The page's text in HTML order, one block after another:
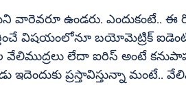
వారెవరూ ఉండరు. ఎందుకంటే.. ఈ
ఐడెంటిఫికేషన్‌ విధా నాన్ని అమలు చేస్తున్నారు.
కనుపాప ముద్రలు తీసుకుని ఈ కేవైసీ చేయడం
ప్రస్తావిస్తున్నా మంటే..